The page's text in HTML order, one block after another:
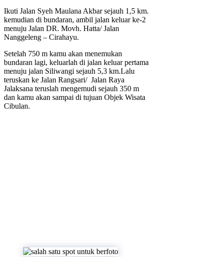
Ikuti Jalan Syeh Maulana Akbar sejauh 1,5 km.
kemudian di bundaran, ambil jalan keluar ke-2
menuju Jalan DR. Movh. Hatta/ Jalan
Nanggeleng – Cirahayu.
Setelah 750 m kamu akan menemukan
bundaran lagi, keluarlah di jalan keluar pertama
menuju jalan Siliwangi sejauh 5,3 km.Lalu
teruskan ke Jalan Rangsari/ Jalan Raya
Jalaksana teruslah mengemudi sejauh 350 m
dan kamu akan sampai di tujuan Objek Wisata
Cibulan.